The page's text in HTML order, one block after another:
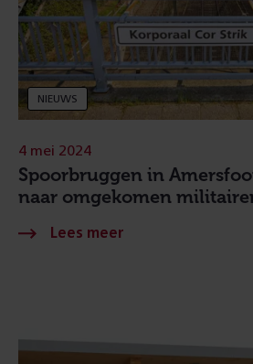
NIEUWS
Spoorbruggen in
naar omgekomen
4 mei 2024